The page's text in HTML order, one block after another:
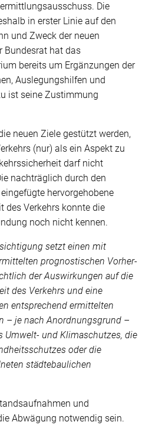
Die
in erster Linie auf den
und Zweck der neuen
Bundesrat hat das
bereits um Ergänzungen der
Auslegungshilfen und
ist seine Zustimmung
neuen Ziele gestützt werden,
(nur) als ein Aspekt zu
darf nicht
nachträglich durch den
hervorgehobene
des Verkehrs konnte die
noch nicht kennen.
setzt einen mit
prognostischen Vorher-
der Auswirkungen auf die
des Verkehrs und eine
entsprechend ermittelten
– je nach Anordnungsgrund –
Umwelt- und Klimaschutzes, die
oder die
städtebaulichen
und
Abwägung notwendig sein.